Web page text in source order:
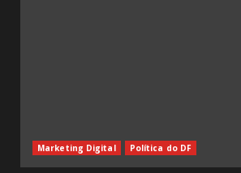
Marketing Digital Política do DF